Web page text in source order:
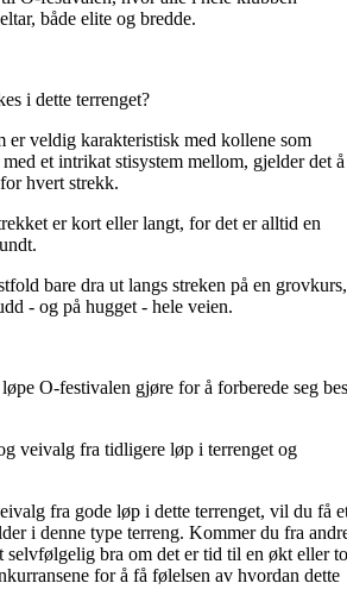
både elite og bredde.
i dette terrenget?
er veldig karakteristisk med kollene som
et intrikat stisystem mellom, gjelder det å
hvert strekk.
er kort eller langt, for det er alltid en
bare dra ut langs streken på en grovkurs,
- og på hugget - hele veien.
O-festivalen gjøre for å forberede seg
veivalg fra tidligere løp i terrenget og
fra gode løp i dette terrenget, vil du få
i denne type terreng. Kommer du fra
selvfølgelig bra om det er tid til en økt eller to
for å få følelsen av hvordan dette